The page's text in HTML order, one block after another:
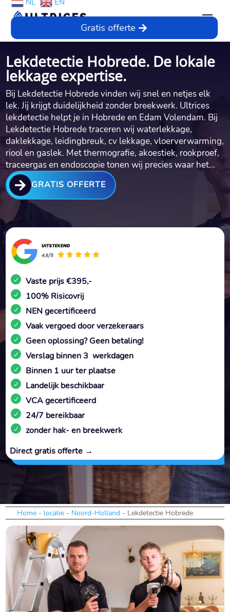
NL EN
Gratis offerte
Lekdetectie Hobrede. De lokale
lekkage expertise.
Bij Lekdetectie Hobrede vinden wij snel en netjes elk
lek.​ Jij krijgt duidelijkheid zonder breekwerk.​ Ultrices
lekdetectie helpt je in Hobrede en Edam Volendam.​ Bij
Lekdetectie Hobrede traceren wij waterlekkage,
daklekkage, leidingbreuk, cv lekkage, vloerverwarming,
riool en gaslek.​ Met thermografie, akoestiek, rookproef,
traceergas en endoscopie tonen wij precies waar het…
 GRATIS OFFERTE
Vaste prijs €395,-
100% Risicovrij
NEN gecertificeerd
Vaak vergoed door verzekeraars
Geen oplossing? Geen betaling!
Verslag binnen 3 werkdagen
Binnen 1 uur ter plaatse
Landelijk beschikbaar
VCA gecertificeerd
24/7 bereikbaar
zonder hak- en breekwerk
Direct gratis offerte →
Home- locatie- Noord-Holland - Lekdetectie Hobrede